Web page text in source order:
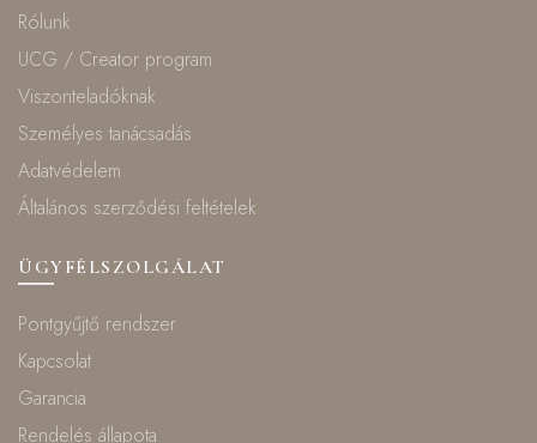
Rólunk
UCG / Creator program
Viszonteladóknak
Személyes tanácsadás
Adatvédelem
Általános szerződési feltételek
ÜGYFÉLSZOLGÁLAT
Pontgyűjtő rendszer
Kapcsolat
Garancia
Rendelés állapota